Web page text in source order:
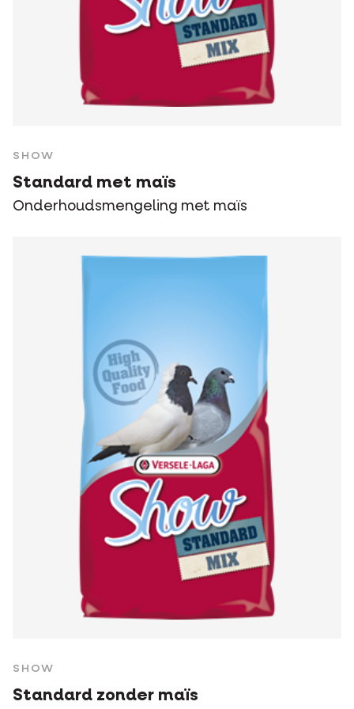
SHOW
Standard met maïs
Onderhoudsmengeling met maïs
SHOW
Standard zonder maïs